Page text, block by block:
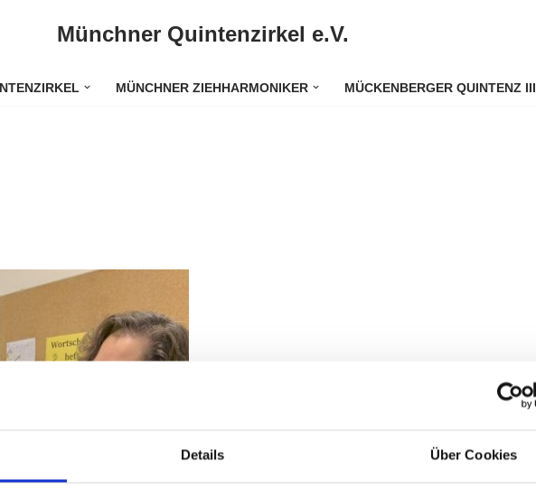
Details Über Cookies
Münchner Quintenzirkel e.V.
MÜNCHNER ZIEHHARMONIKER MÜCKENBERGER QUINTENZ III